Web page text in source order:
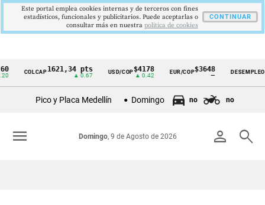
Cintillo
Colombia
COLCAP1621,34 pts USD/COP$4178
▲ 0.42
EUR/COP$3648
—
DESEMPLEO9,9 %
▼ 0.30
Pico y Placa Medellín Domingo no no
person search
Domingo, 9 de Agosto de 2026
menu
Este portal emplea cookies internas y de terceros con fines
estadísticos, funcionales y publicitarios. Puede aceptarlas o
consultar más en nuestra politica de cookies
CONTINUAR